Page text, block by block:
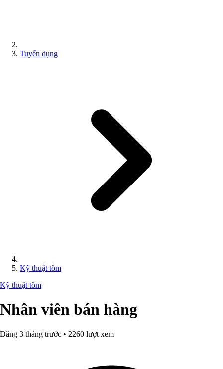
Tuyển dụng
Kỹ thuật tôm
Kỹ thuật tôm
Nhân viên bán hàng
Đăng 3 tháng trước • 2260 lượt xem